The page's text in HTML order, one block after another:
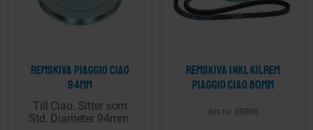
Remskiva Piaggio Ciao
94mm
Till Ciao. Sitter som
Std. Diameter 94mm.
Remskiva inkl kilrem
Piaggio Ciao 80mm
39896